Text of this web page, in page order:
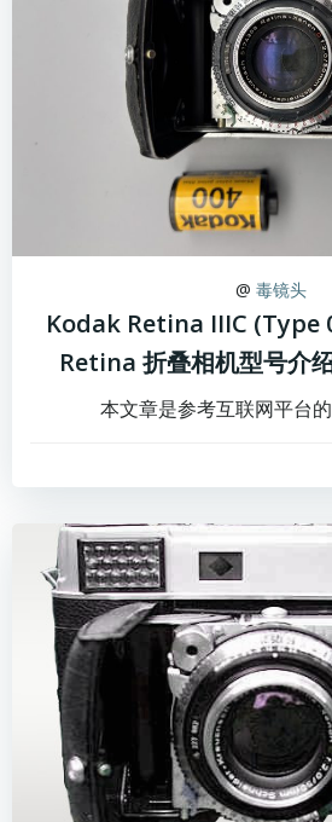
@ 毒镜头
Kodak Retina IIIC
Retina 折叠相机型号介
本文章是参考互联网平台